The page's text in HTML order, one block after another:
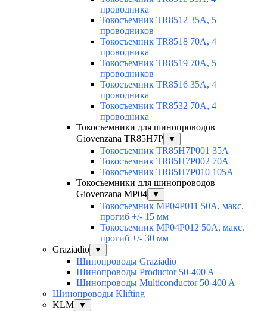
проводника
Токосъемник TR8512 35A, 5
проводников
Токосъемник TR8518 70A, 4
проводника
Токосъемник TR8519 70A, 5
проводников
Токосъемник TR8516 35A, 4
проводника
Токосъемник TR8532 70A, 4
проводника
Токосъемники для шинопроводов
Giovenzana TR85H7P
▼
Токосъемник TR85H7P001 35A
Токосъемник TR85H7P002 70A
Токосъемник TR85H7P010 105A
Токосъемники для шинопроводов
Giovenzana MP04
▼
Токосъемник MP04P011 50A, макс.
прогиб +/- 15 мм
Токосъемник MP04P012 50A, макс.
прогиб +/- 30 мм
Graziadio
▼
Шинопроводы Graziadio
Шинопроводы Productor 50-400 A
Шинопроводы Multiconductor 50-400 A
Шинопроводы Klifting
KLM
▼